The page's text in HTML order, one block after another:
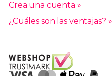
Crea una cuenta »
¿Cuáles son las ventajas? »